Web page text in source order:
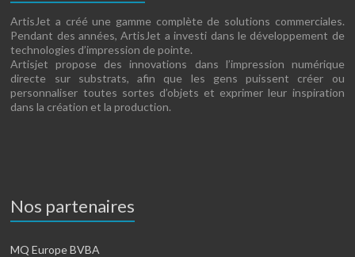
ArtisJet a créé une gamme complète de solutions commerciales.
Pendant des années, ArtisJet a investi dans le développement de
technologies d’impression de pointe.
Artisjet propose des innovations dans l’impression numérique
directe sur substrats, afin que les gens puissent créer ou
personnaliser toutes sortes d’objets et exprimer leur inspiration
dans la création et la production.
Nos partenaires
MQ Europe BVBA